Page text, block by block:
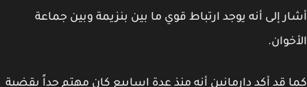
إلى أنه يوجد ارتباط قوي ما بين بنزيمة وبين جماعة
قد أكد دارمانين أنه منذ عدة اسابيع كان مهتم جداً بقضية